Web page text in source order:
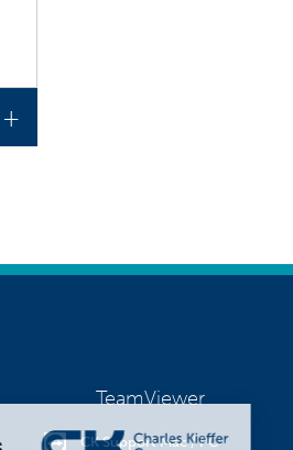
+
TeamViewer
CK Support Mac / PC